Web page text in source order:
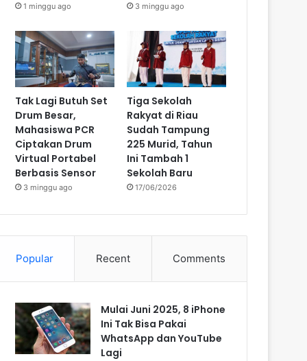
1 minggu ago 3 minggu ago
Tak Lagi Butuh Set
Drum Besar,
Mahasiswa PCR
Ciptakan Drum
Virtual Portabel
Berbasis Sensor
3 minggu ago
Tiga Sekolah
Rakyat di Riau
Sudah Tampung
225 Murid, Tahun
Ini Tambah 1
Sekolah Baru
17/06/2026
Popular Recent Comments
Mulai Juni 2025, 8 iPhone
Ini Tak Bisa Pakai
WhatsApp dan YouTube
Lagi